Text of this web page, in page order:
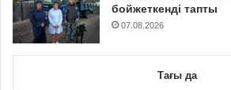
бойжеткенді тапты
07.08.2026
Тағы да